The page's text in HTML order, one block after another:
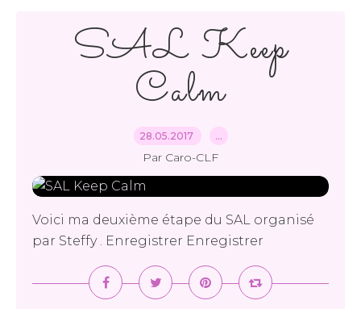
SAL Keep
Calm
28.05.2017 …
Par Caro-CLF
Voici ma deuxième étape du SAL organisé
par Steffy . Enregistrer Enregistrer